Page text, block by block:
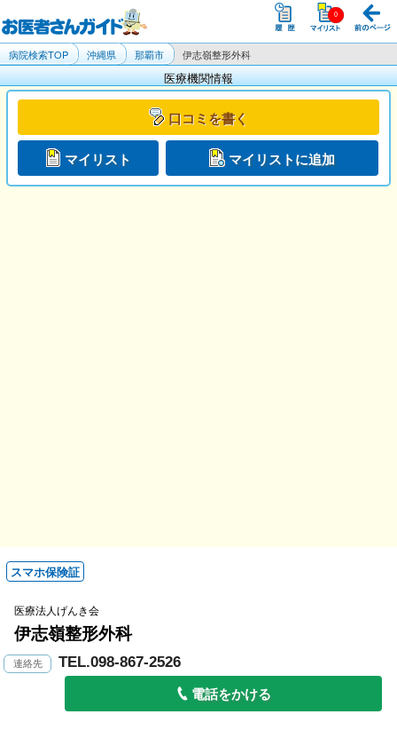
病院検索TOP 沖縄県 那覇市 伊志嶺整形外科
医療機関情報
口コミを書く
マイリスト マイリストに追加
スマホ保険証
医療法人げんき会
伊志嶺整形外科
TEL.098-867-2526
電話をかける